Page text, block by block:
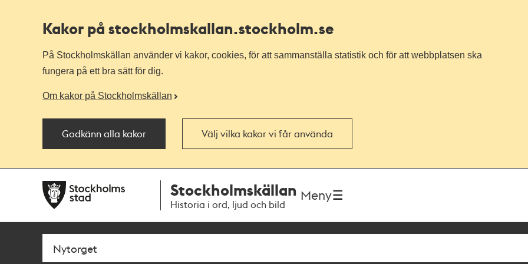
Kakor på stockholmskallan.stockholm.se
På Stockholmskällan använder vi kakor, cookies, för att sammanställa statistik och för att webbplatsen ska
fungera på ett bra sätt för dig.
Om kakor på Stockholmskällan
Godkänn alla kakor Välj vilka kakor vi får använda
navigationen
huvudinnehållet
Stockholmskällan
Historia i ord, ljud och bild
Meny
Sök